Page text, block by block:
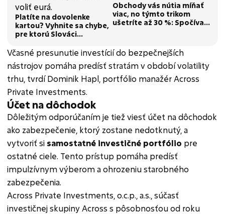
Platíte na dovolenke
kartou? Vyhnite sa chybe,
pre ktorú Slováci
peniaze
Obchody vás nútia míňať
viac, no týmto trikom
ušetríte až 30 %: Spočíva
Včasné presunutie investícií do bezpečnejších
nástrojov pomáha predísť stratám v období volatility
trhu, tvrdí Dominik Hapl, portfólio manažér Across
Private Investments.
Účet na dôchodok
Dôležitým odporúčaním je tiež viesť účet na dôchodok
ako zabezpečenie, ktorý zostane nedotknutý, a
vytvoriť si samostatné investičné portfólio pre
ostatné ciele. Tento prístup pomáha predísť
impulzívnym výberom a ohrozeniu starobného
zabezpečenia.
Across Private Investments, o.c.p., a.s., súčasť
investičnej skupiny Across s pôsobnosťou od roku